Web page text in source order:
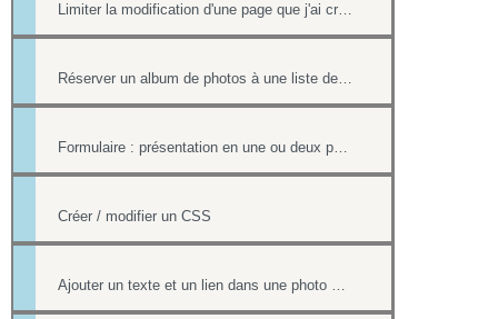
Limiter la modification d'une page que j'ai créée si nous sommes plusieurs webmasters
Réserver un album de photos à une liste de personnes
Formulaire : présentation en une ou deux pages
Créer / modifier un CSS
Ajouter un texte et un lien dans une photo d'un album